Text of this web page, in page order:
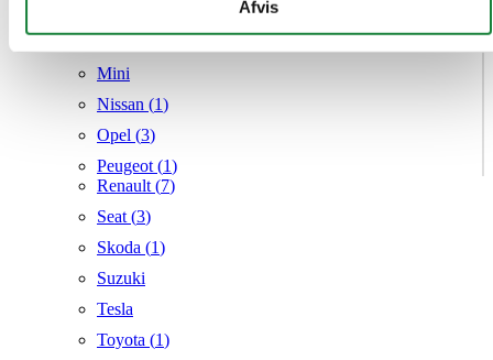
givet dem, eller som de har indsamlet fra din brug af deres
tjenester.
Afvis
Mini
Nissan (1)
Opel (3)
Peugeot (1)
Renault (7)
Seat (3)
Skoda (1)
Suzuki
Tesla
Toyota (1)